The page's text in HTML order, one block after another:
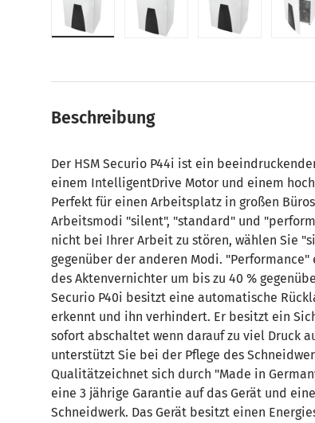
Beschreibung
Der HSM Securio P44i ist ein
einem IntelligentDrive Motor und einem
Perfekt für einen Arbeitsplatz in großen
Arbeitsmodi "silent", "standard" und
nicht bei Ihrer Arbeit zu stören, wählen Sie
gegenüber der anderen Modi.
des Aktenvernichter um bis zu 40 %
Securio P40i besitzt eine automatische
erkennt und ihn verhindert. Er besitzt ein
sofort abschaltet wenn darauf zu viel Druck
unterstützt Sie bei der Pflege des
Qualitätzeichnet sich durch "Made in
eine 3 jährige Garantie auf das Gerät und
Schneidwerk. Das Gerät besitzt einen